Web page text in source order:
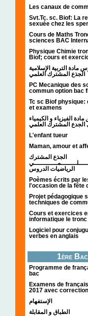
Les canaux de
Svt.Tc. sc. Biof: La
sexuée chez les
Cours de Maths
sciences BAC
Physique Chimie
Biof; cours et
مادة التربية الإسلامية
الجذع المشترك العلمي
PC Mecanique des
commun option bac
Tc sc Biof physique:
et examens
مادة الفيزياء و الكيمياء
L'enfant tueur
Maman, amour et
الجذع المشترك
الرياضيات الدروس
Poèmes écrits par
l'occasion de la fête
Projet pédagogique
techniques de
Cours et exercices
informatique le
Logiciel pour
verbes en anglais
1ère Bac
Programme de
bac
Examens de
2017 avec correction
الإستفهام
الطباق و المقابلة